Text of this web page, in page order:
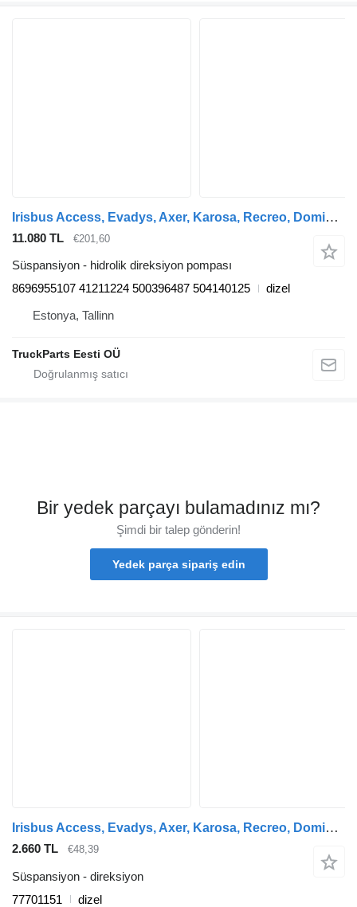
Irisbus Access, Evadys, Axer, Karosa, Recreo, Domino, Agora, Citelis, Eurorider (1999-) otobüs için Irisbus EURORIDER (01.01-) 8696955107 hidrolik direksiyon pompası
11.080 TL €201,60
Süspansiyon - hidrolik direksiyon pompası
8696955107 41211224 500396487 504140125
dizel
Estonya, Tallinn
TruckParts Eesti OÜ
Bir yedek parçayı bulamadınız mı?
Şimdi bir talep gönderin!
Yedek parça sipariş edin
Irisbus Access, Evadys, Axer, Karosa, Recreo, Domino, Agora, Citelis, Eurorider (1999-) otobüs için Irisbus gövde (01.99-12.07) 77701151 direksiyon
2.660 TL €48,39
Süspansiyon - direksiyon
77701151
dizel